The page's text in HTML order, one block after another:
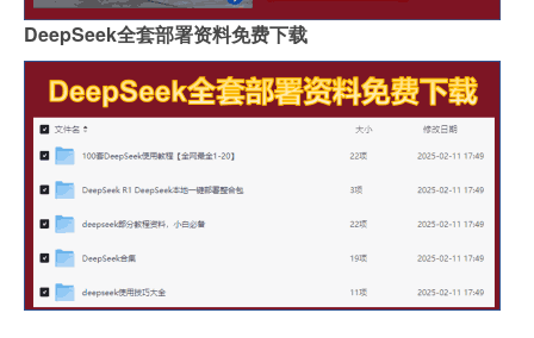
DeepSeek全套部署资料免费下载